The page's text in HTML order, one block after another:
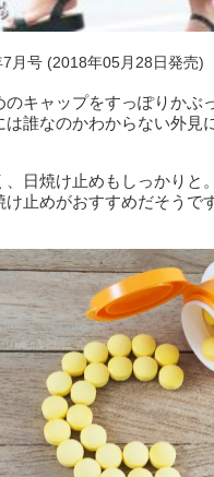
月号 (2018年05月28日発売)
キャップをすっぽりかぶ
誰なのかわからない外見
日焼け止めもしっかりと
止めがおすすめだそうです